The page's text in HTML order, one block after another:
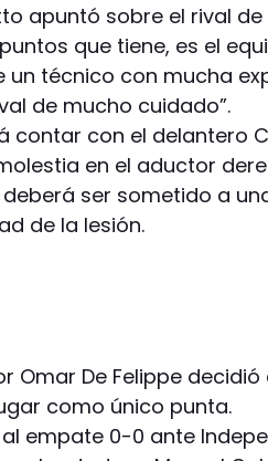
apuntó sobre el rival de
que tiene, es el
un técnico con mucha
de mucho cuidado”.
contar con el delantero
en el aductor
ser sometido a
de la lesión.
Omar De Felippe decidió
como único punta.
empate 0-0 ante